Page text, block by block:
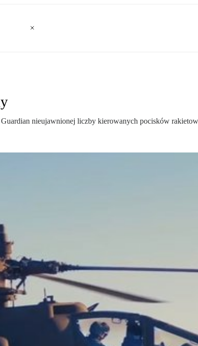
nieujawnionej liczby kierowanych pocisków